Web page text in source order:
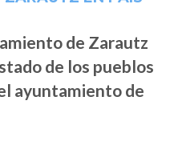
de los pueblos
ayuntamiento de